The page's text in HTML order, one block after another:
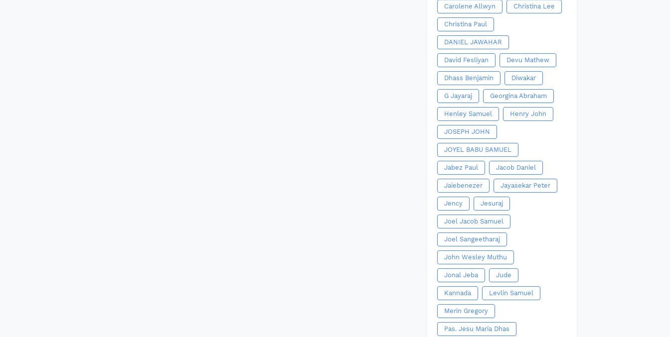
Carolene Allwyn Christina Lee
Christina Paul
DANIEL JAWAHAR
David Fesliyan Devu Mathew
Dhass Benjamin Diwakar
G Jayaraj Georgina Abraham
Henley Samuel Henry John
JOSEPH JOHN
JOYEL BABU SAMUEL
Jabez Paul Jacob Daniel
Jaiebenezer Jayasekar Peter
Jency Jesuraj
Joel Jacob Samuel
Joel Sangeetharaj
John Wesley Muthu
Jonal Jeba Jude
Kannada Levlin Samuel
Merin Gregory
Pas. Jesu Maria Dhas